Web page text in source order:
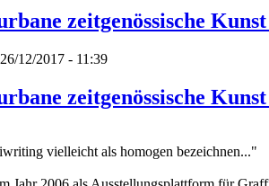
zeitgenössische
12/2017 - 11:39
zeitgenössische
vielleicht als homogen bezeichnen..."